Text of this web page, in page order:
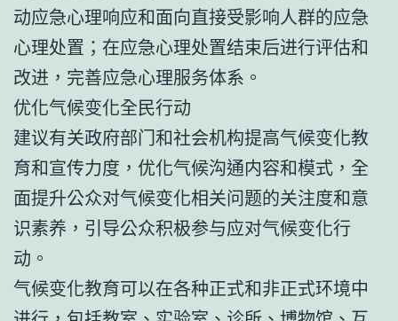
动应急心理响应和面向直接受影响人群的应急
心理处置；在应急心理处置结束后进行评估和
改进，完善应急心理服务体系。
优化气候变化全民行动
建议有关政府部门和社会机构提高气候变化教
育和宣传力度，优化气候沟通内容和模式，全
面提升公众对气候变化相关问题的关注度和意
识素养，引导公众积极参与应对气候变化行
动。
气候变化教育可以在各种正式和非正式环境中